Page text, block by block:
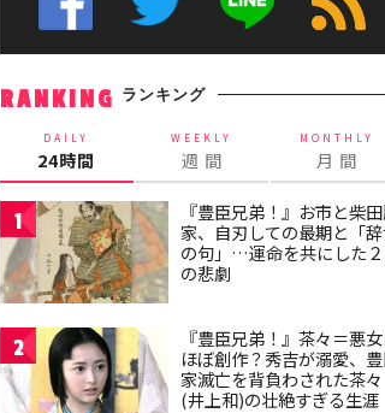
RANKING ランキング
DAILY
24時間
WEEKLY
週 間
MONTHLY
月 間
1
『豊臣兄弟！』お市と柴
家、自刃しての最期と「
の句」…運命を共にした
の悲劇
2
『豊臣兄弟！』茶々＝悪
ほぼ創作？秀吉が溺愛、
家滅亡を背負わされた茶々
(井上和)の壮絶すぎる生涯